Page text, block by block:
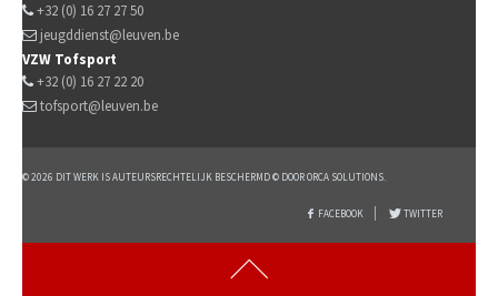
+32 (0) 16 27 27 50
jeugddienst@leuven.be
VZW Tofsport
+32 (0) 16 27 22 20
tofsport@leuven.be
© 2026 DIT WERK IS AUTEURSRECHTELIJK BESCHERMD © DOOR ORCA SOLUTIONS.
FACEBOOK TWITTER